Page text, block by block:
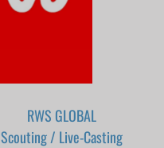
RWS GLOBAL
Scouting / Live-Casting